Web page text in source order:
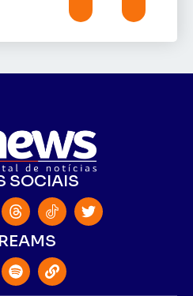
SOCIAIS